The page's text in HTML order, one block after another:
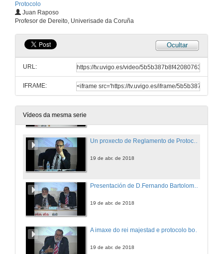
Protocolo
Juan Raposo
Profesor de Dereito, Univerisade da Coruña
Ocultar
URL:
IFRAME:
Vídeos da mesma serie
19 de abr. de 2018
As Forzas Armadas Arxentinas: Protocolo e Comunicación
19 de abr. de 2018
(Rolda de preguntas) As Forzas Armadas Arxentinas: Protocolo e Comunicación
Un proxecto de Reglamento de Protocolo para Galicia
19 de abr. de 2018
19 de abr. de 2018
A imaxe do rei majestad e protocolo borgoñón, na corte dos Austrias
19 de abr. de 2018